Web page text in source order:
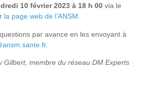
10 février 2023 à 18 h 00 via le
la page web de l’ANSM.
par avance en les envoyant à
.
Gilbert, membre du réseau DM Experts